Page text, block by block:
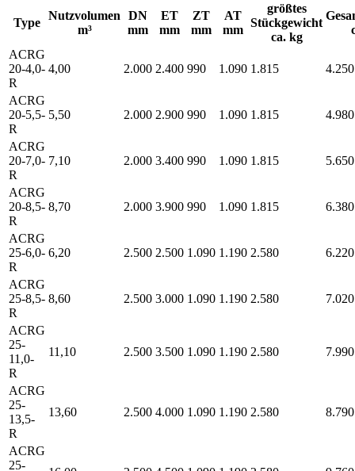
Type
Nutzvolumen
m³
DN
mm
ET
mm
ZT
mm
AT
mm
größtes
Stückgewicht
ca. kg
ACRG
20-4,0-
R
4,00 2.000 2.400 990 1.090 1.815 4.250
ACRG
20-5,5-
R
5,50 2.000 2.900 990 1.090 1.815 4.980
ACRG
20-7,0-
R
7,10 2.000 3.400 990 1.090 1.815 5.650
ACRG
20-8,5-
R
8,70 2.000 3.900 990 1.090 1.815 6.380
ACRG
25-6,0-
R
6,20 2.500 2.500 1.090 1.190 2.580 6.220
ACRG
25-8,5-
R
8,60 2.500 3.000 1.090 1.190 2.580 7.020
ACRG
25-
11,0-
R
11,10 2.500 3.500 1.090 1.190 2.580 7.990
ACRG
25-
13,5-
R
13,60 2.500 4.000 1.090 1.190 2.580 8.790
ACRG
25-